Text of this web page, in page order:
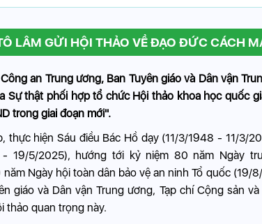
LÂM GỬI HỘI THẢO VỀ ĐẠO ĐỨC CÁCH
an Trung ương, Ban Tuyên giáo và Dân vận
Sự thật phối hợp tổ chức Hội thảo khoa học quốc
trong giai đoạn mới".
thực hiện Sáu điều Bác Hồ dạy (11/3/1948 - 11/3/
19/5/2025), hướng tới kỷ niệm 80 năm Ngày
Ngày hội toàn dân bảo vệ an ninh Tổ quốc
giáo và Dân vận Trung ương, Tạp chí Cộng sản
thảo quan trọng này.